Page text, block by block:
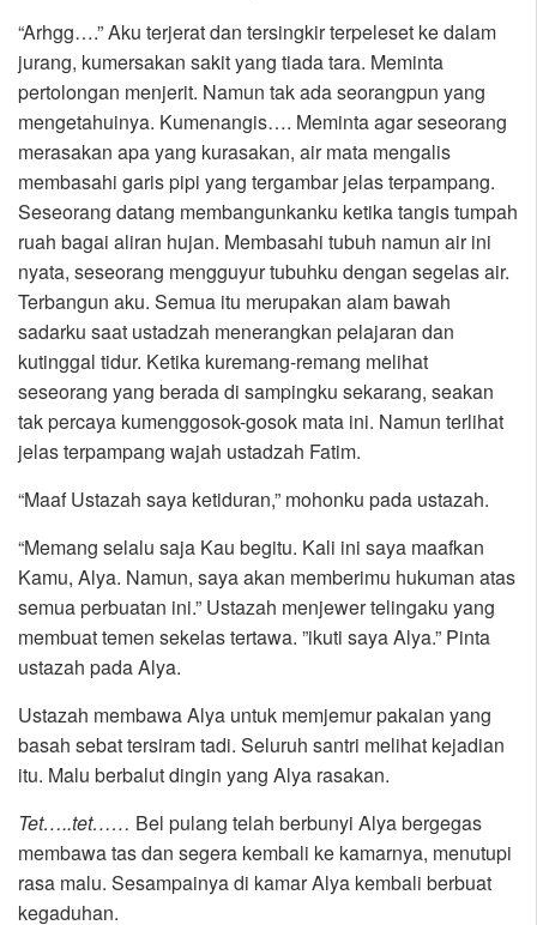
“Arhgg….” Aku terjerat dan tersingkir terpeleset ke dalam
jurang, kumersakan sakit yang tiada tara. Meminta
pertolongan menjerit. Namun tak ada seorangpun yang
mengetahuinya. Kumenangis…. Meminta agar seseorang
merasakan apa yang kurasakan, air mata mengalis
membasahi garis pipi yang tergambar jelas terpampang.
Seseorang datang membangunkanku ketika tangis tumpah
ruah bagai aliran hujan. Membasahi tubuh namun air ini
nyata, seseorang mengguyur tubuhku dengan segelas air.
Terbangun aku. Semua itu merupakan alam bawah
sadarku saat ustadzah menerangkan pelajaran dan
kutinggal tidur. Ketika kuremang-remang melihat
seseorang yang berada di sampingku sekarang, seakan
tak percaya kumenggosok-gosok mata ini. Namun terlihat
jelas terpampang wajah ustadzah Fatim.
“Maaf Ustazah saya ketiduran,” mohonku pada ustazah.
“Memang selalu saja Kau begitu. Kali ini saya maafkan
Kamu, Alya. Namun, saya akan memberimu hukuman atas
semua perbuatan ini.” Ustazah menjewer telingaku yang
membuat temen sekelas tertawa. ”ikuti saya Alya.” Pinta
ustazah pada Alya.
Ustazah membawa Alya untuk memjemur pakaian yang
basah sebat tersiram tadi. Seluruh santri melihat kejadian
itu. Malu berbalut dingin yang Alya rasakan.
Tet…..tet…… Bel pulang telah berbunyi Alya bergegas
membawa tas dan segera kembali ke kamarnya, menutupi
rasa malu. Sesampainya di kamar Alya kembali berbuat
kegaduhan.